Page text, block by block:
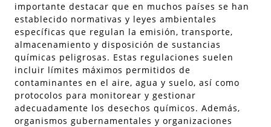
importante destacar que en muchos países se han
establecido normativas y leyes ambientales
específicas que regulan la emisión, transporte,
almacenamiento y disposición de sustancias
químicas peligrosas. Estas regulaciones suelen
incluir límites máximos permitidos de
contaminantes en el aire, agua y suelo, así como
protocolos para monitorear y gestionar
adecuadamente los desechos químicos. Además,
organismos gubernamentales y organizaciones